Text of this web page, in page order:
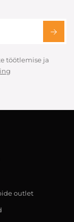
töötlemise ja
outlet